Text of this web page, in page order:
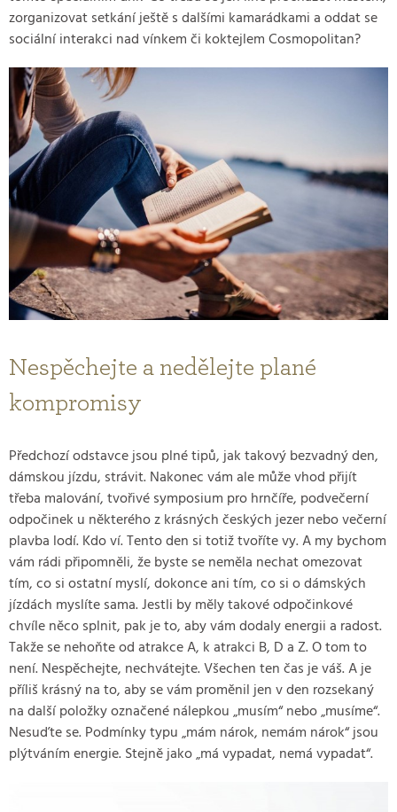
zorganizovat setkání ještě s dalšími kamarádkami a oddat se
sociální interakci nad vínkem či koktejlem Cosmopolitan?
Nespěchejte a nedělejte plané
kompromisy
Předchozí odstavce jsou plné tipů, jak takový bezvadný den,
dámskou jízdu, strávit. Nakonec vám ale může vhod přijít
třeba malování, tvořivé symposium pro hrnčíře, podvečerní
odpočinek u některého z krásných českých jezer nebo večerní
plavba lodí. Kdo ví. Tento den si totiž tvoříte vy. A my bychom
vám rádi připomněli, že byste se neměla nechat omezovat
tím, co si ostatní myslí, dokonce ani tím, co si o dámských
jízdách myslíte sama. Jestli by měly takové odpočinkové
chvíle něco splnit, pak je to, aby vám dodaly energii a radost.
Takže se nehoňte od atrakce A, k atrakci B, D a Z. O tom to
není. Nespěchejte, nechvátejte. Všechen ten čas je váš. A je
příliš krásný na to, aby se vám proměnil jen v den rozsekaný
na další položky označené nálepkou „musím“ nebo „musíme“.
Nesuďte se. Podmínky typu „mám nárok, nemám nárok“ jsou
plýtváním energie. Stejně jako „má vypadat, nemá vypadat“.